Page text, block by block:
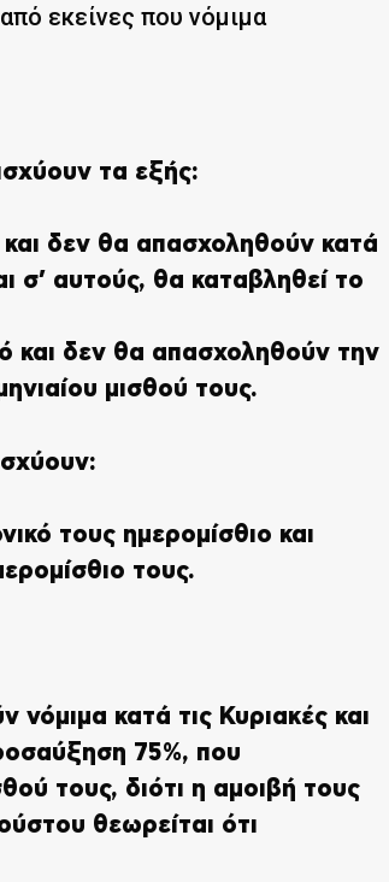
εκείνες που νόμιμα
τα εξής:
δεν θα απασχοληθούν κατά
σ’ αυτούς, θα καταβληθεί το
και δεν θα απασχοληθούν την
μισθού τους.
τους ημερομίσθιο και
τους.
νόμιμα κατά τις Κυριακές και
75%, που
τους, διότι η αμοιβή τους
θεωρείται ότι